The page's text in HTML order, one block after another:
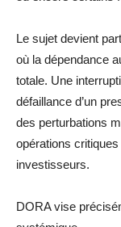
Le sujet devient
où la dépendance
totale. Une
défaillance d’un
des perturbations
opérations
investisseurs.
DORA vise